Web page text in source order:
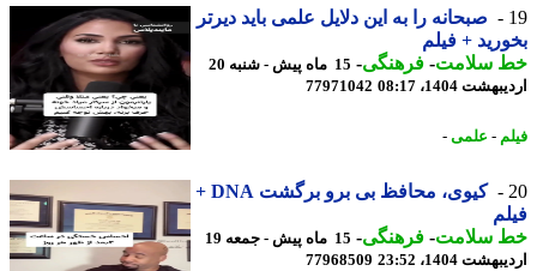
صبحانه را به این دلایل علمی باید دیرتر
+ فیلم
سلامت-فرهنگی-
15 ماه پیش - شنبه 20
1404، 08:17
77971042
-علمی-
کیوی، محافظ بی برو برگشت DNA +
سلامت-فرهنگی-
15 ماه پیش - جمعه 19
1404، 23:52
77968509